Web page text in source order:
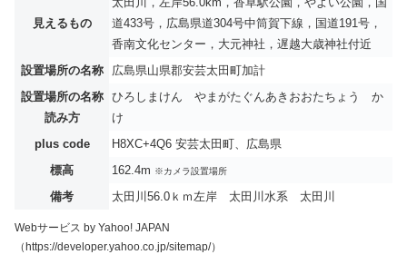
見えるもの
道433号，広島県道304号中筒賀下線，国道191号，
香南文化センター，大元神社，遅越大歳神社付近
設置場所の名称
広島県山県郡安芸太田町加計
設置場所の名称
読み方
ひろしまけん やまがたぐんあきおおたちょう か
け
plus code
H8XC+4Q6 安芸太田町、広島県
標高
162.4m ※カメラ設置場所
備考 太田川56.0ｋｍ左岸 太田川水系 太田川
Webサービス by Yahoo! JAPAN
（https://developer.yahoo.co.jp/sitemap/）